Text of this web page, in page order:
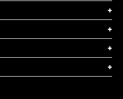
+
+
+
+